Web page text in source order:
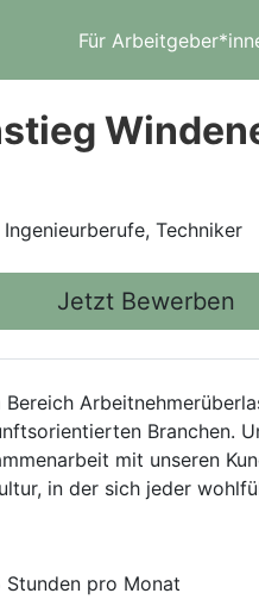
Für
Ingenieurberufe, Techniker
Jetzt Bewerben
Branchen.
mit unseren
in der sich jeder
Stunden pro Monat